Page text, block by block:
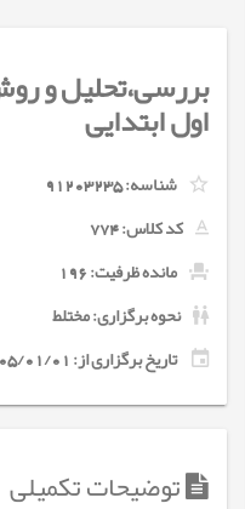
بررسی،تحلیل و
اول ابتدایی
شناسه:91203235
کد کلاس:774
مانده ظرفیت: 196
نحوه برگزاری: مختلط
تاریخ برگزاری از: 1405/01/01 - 1405/12/29
توضیحات تکمیلی